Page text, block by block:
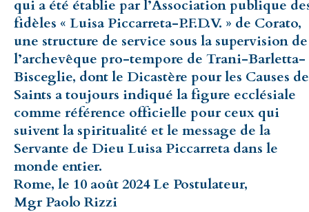
qui a été établie par l’Association publique
fidèles « Luisa Piccarreta-P.F.D.V. » de Corato,
une structure de service sous la supervision de
l’archevêque pro-tempore de Trani-Barletta-
Bisceglie, dont le Dicastère pour les Causes
Saints a toujours indiqué la figure ecclésiale
comme référence officielle pour ceux qui
suivent la spiritualité et le message de la
Servante de Dieu Luisa Piccarreta dans le
monde entier.
Rome, le 10 août 2024 Le Postulateur,
Mgr Paolo Rizzi